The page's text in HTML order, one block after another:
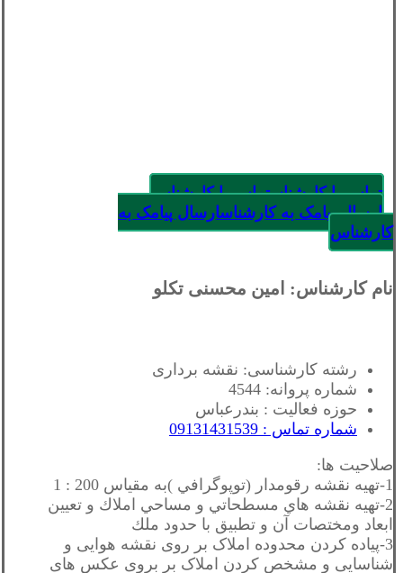
تماس با کارشناستماس با کارشناس
ارسال پیامک به کارشناسارسال پیامک به
کارشناس
نام کارشناس: امین محسنی تکلو
رشته کارشناسی: نقشه برداری
شماره پروانه: 4544
حوزه فعالیت : بندرعباس
شماره تماس : 09131431539
صلاحیت ها:
1-تهيه نقشه رقومدار (توپوگرافي )به مقياس 200 : 1
2-تهيه نقشه هاي مسطحاتي و مساحي املاك و تعيين
ابعاد ومختصات آن و تطبيق با حدود ملك
3-پیاده کردن محدوده املاک بر روی نقشه هوایی و
شناسایی و مشخص کردن املاک بر بروی عکس های